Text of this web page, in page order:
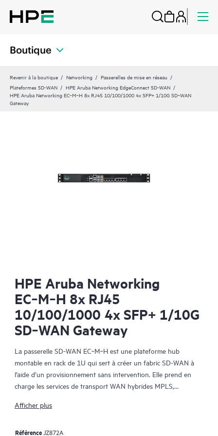
Boutique
Revenir à la boutique Networking
Passerelles de mise en réseau
Plateformes SD-WAN
HPE Aruba Networking EdgeConnect SD-WAN
HPE Aruba Networking EC‑M‑H 8x RJ45 10/100/1000 4x SFP+ 1/10G SD‑WAN
Gateway
HPE Aruba Networking
EC‑M‑H 8x RJ45
10/100/1000 4x SFP+ 1/10G
SD‑WAN Gateway
La passerelle SD-WAN EC‑M‑H est une plateforme hub
montable en rack de 1U qui sert à créer un fabric SD-WAN à
l’aide d’un provisionnement sans intervention. Elle prend en
charge les services de transport WAN hybrides MPLS,
et sécurisé par le logiciel de gestion centralisée HPE Aruba
une segmentation réseau virtuelle fondée sur une politique et
Afficher plus
RéférenceJZ872A